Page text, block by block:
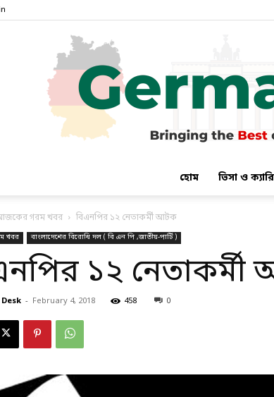
হোম ভিসা ও
গরম খবর বিএনপির ১২ নেতাকর্মী আটক
খবর বাংলাদেশের বিরোধি দল ( বি এন পি ,জাতীয়-পার্টি )
১২
- February 4, 2018 458 0